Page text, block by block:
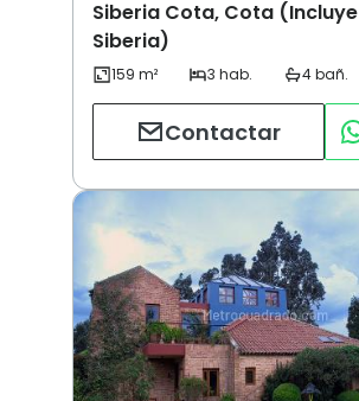
Siberia Cota, Cota (Incluye
Siberia)
Contactar